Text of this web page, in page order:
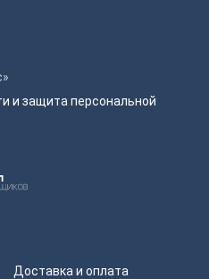
и защита персональной
Доставка и оплата